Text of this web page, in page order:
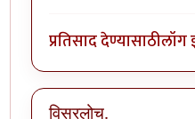
प्रतिसाद देण्यासाठीलॉग
विसरलोच.